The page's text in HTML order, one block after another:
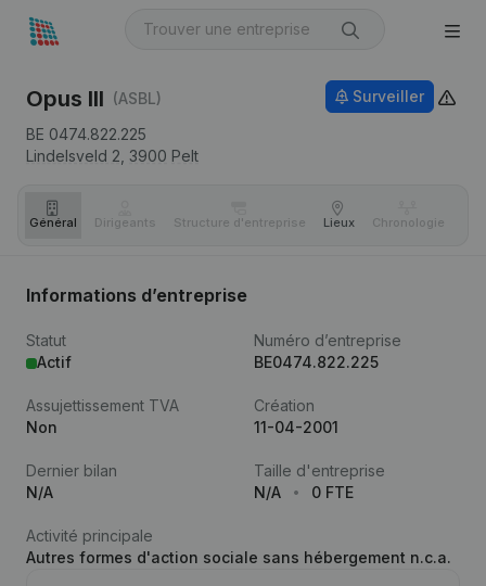
Opus III (ASBL)
BE 0474.822.225
Lindelsveld 2, 3900 Pelt
Surveiller
Général Dirigeants Structure d'entreprise Lieux Chronologie
Informations d’entreprise
Statut
Actif
Numéro d’entreprise
BE0474.822.225
Assujettissement TVA
Non
Création
11-04-2001
Dernier bilan
N/A
Taille d'entreprise
N/A
0 FTE
Activité principale
Autres formes d'action sociale sans hébergement n.c.a.